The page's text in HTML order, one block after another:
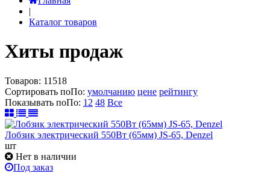
|
Каталог товаров
Хиты продаж
Товаров: 11518
Сортировать поПо: умолчанию цене рейтингу
Показывать поПо: 12 48 Все
Лобзик электрический 550Вт (65мм) JS-65, Denzel
шт
Нет в наличии
Под заказ